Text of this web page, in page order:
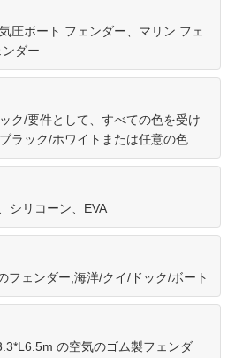
圧ボート フェンダー、マリン フェ
ダー
ク/要件として、すべての色を受け
ラック/ホワイトまたは任意の色
シリコーン、EVA
フェンダー,海洋/クイ/ドック/ボート
の空気のゴム製フェンダ